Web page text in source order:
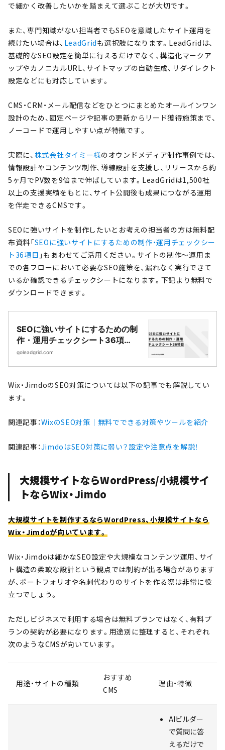
で細かく改善したいかを踏まえて選ぶことが大切です。
また、専門知識がない担当者でもSEOを意識したサイト運用を
続けたい場合は、 LeadGridも選択肢になります。LeadGridは、
基礎的なSEO設定を簡単に行えるだけでなく、構造化マークア
ップやカノニカルURL、サイトマップの自動生成、リダイレクト
設定などにも対応しています。
CMS・CRM・メール配信などをひとつにまとめたオールインワン
設計のため、固定ページや記事の更新からリード獲得施策まで、
ノーコードで運用しやすい点が特徴です。
実際に、 株式会社タイミー様のオウンドメディア制作事例では、
情報設計やコンテンツ制作、導線設計を支援し、リリースから約
5ヶ月でPV数を9倍まで伸ばしています。LeadGridは1,500社
以上の支援実績をもとに、サイト公開後も成果につながる運用
を伴走できるCMSです。
SEOに強いサイトを制作したいとお考えの担当者の方は無料配
布資料「SEOに強いサイトにするための制作・運用チェックシー
ト36項目 」もあわせてご活用ください。サイトの制作〜運用ま
での各フローにおいて必要なSEO施策を、漏れなく実行できて
いるか確認できるチェックシートになります。下記より無料で
ダウンロードできます。
SEOに強いサイトにするための制
作・運用チェックシート36項
目|Webサイト制作・CMS開発｜
goleadgrid.com
Wix・JimdoのSEO対策については以下の記事でも解説してい
ます。
関連記事：WixのSEO対策｜無料でできる対策やツールを紹介
関連記事：JimdoはSEO対策に弱い？設定や注意点を解説！
大規模サイトならWordPress/小規模サイ
トならWix・Jimdo
大規模サイトを制作するならWordPress、小規模サイトなら
Wix・Jimdoが向いています。
Wix・Jimdoは細かなSEO設定や大規模なコンテンツ運用、サイ
ト構造の柔軟な設計という観点では制約が出る場合があります
が、ポートフォリオや名刺代わりのサイトを作る際は非常に役
立つでしょう。
ただしビジネスで利用する場合は無料プランではなく、有料プ
ランの契約が必要になります。用途別に整理すると、それぞれ
次のようなCMSが向いています。
用途・サイトの種類
おすすめ
CMS
理由・特徴
AIビルダー
で質問に答
えるだけで